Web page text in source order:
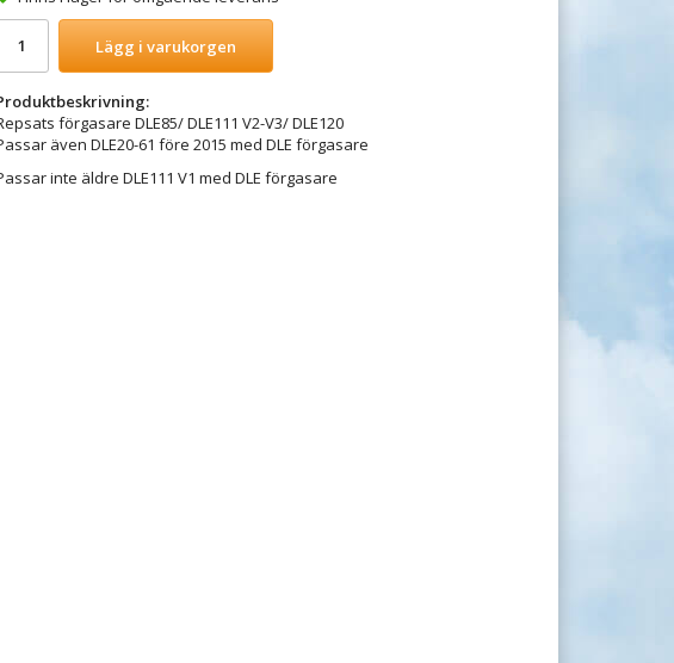
Lägg i varukorgen
förgasare DLE85/ DLE111 V2-V3/ DLE120
även DLE20-61 före 2015 med DLE förgasare
inte äldre DLE111 V1 med DLE förgasare